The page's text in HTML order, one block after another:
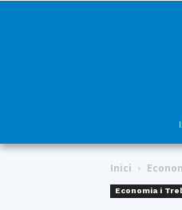
Inici
Economia i